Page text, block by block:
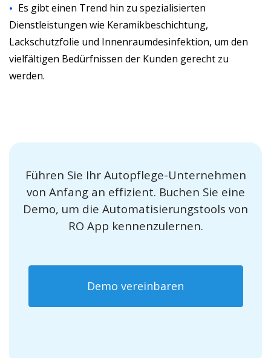
Es gibt einen Trend hin zu spezialisierten
Dienstleistungen wie Keramikbeschichtung,
Lackschutzfolie und Innenraumdesinfektion, um den
vielfältigen Bedürfnissen der Kunden gerecht zu
werden.
Führen Sie Ihr Autopflege-Unternehmen
von Anfang an effizient. Buchen Sie eine
Demo, um die Automatisierungstools von
RO App kennenzulernen.
Demo vereinbaren